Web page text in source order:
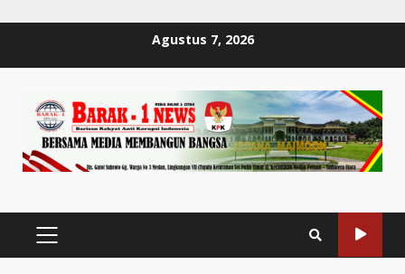
Agustus 7, 2026
PRIMARY
MENU